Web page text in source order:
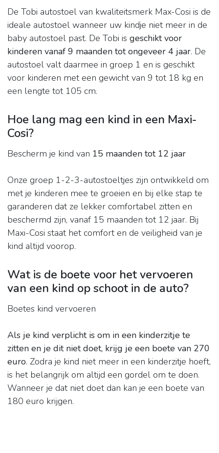
De Tobi autostoel van kwaliteitsmerk Max-Cosi is de
ideale autostoel wanneer uw kindje niet meer in de
baby autostoel past. De Tobi is geschikt voor
kinderen vanaf 9 maanden tot ongeveer 4 jaar. De
autostoel valt daarmee in groep 1 en is geschikt
voor kinderen met een gewicht van 9 tot 18 kg en
een lengte tot 105 cm.
Hoe lang mag een kind in een Maxi-
Cosi?
Bescherm je kind van 15 maanden tot 12 jaar
Onze groep 1-2-3-autostoeltjes zijn ontwikkeld om
met je kinderen mee te groeien en bij elke stap te
garanderen dat ze lekker comfortabel zitten en
beschermd zijn, vanaf 15 maanden tot 12 jaar. Bij
Maxi-Cosi staat het comfort en de veiligheid van je
kind altijd voorop.
Wat is de boete voor het vervoeren
van een kind op schoot in de auto?
Boetes kind vervoeren
Als je kind verplicht is om in een kinderzitje te
zitten en je dit niet doet, krijg je een boete van 270
euro. Zodra je kind niet meer in een kinderzitje hoeft,
is het belangrijk om altijd een gordel om te doen.
Wanneer je dat niet doet dan kan je een boete van
180 euro krijgen.